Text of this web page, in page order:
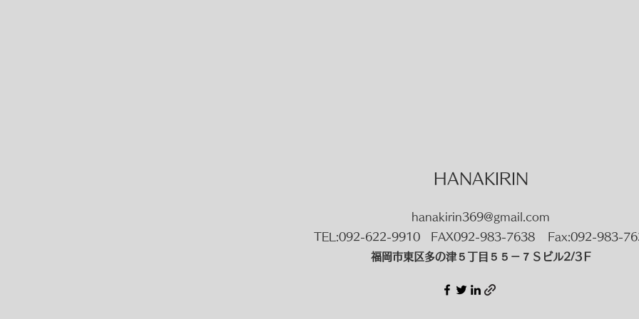
​​HANAKIRIN
hanakirin369@gmail.com
TEL:092-622-9910 FAX092-983-7638
Fax:092-983-
福岡市東区多の津５丁目５５－７Ｓビル2/3Ｆ